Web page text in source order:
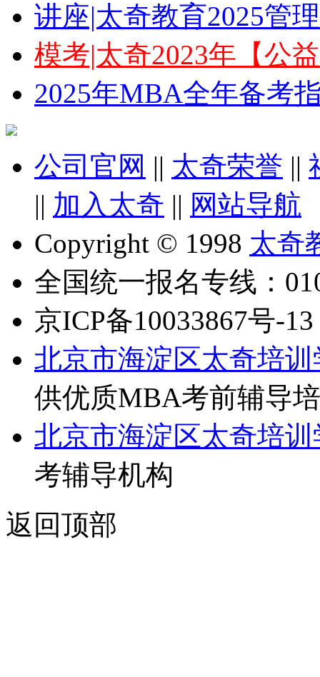
讲座|太奇教育2025管
模考|太奇2023年【公
2025年MBA全年备考
公司官网 || 太奇荣誉 ||
|| 加入太奇 || 网站导航
Copyright © 1998 太奇
全国统一报名专线：
京ICP备10033867号-13
北京市海淀区太奇培训
供优质MBA考前辅导
北京市海淀区太奇培训
考辅导机构
返回顶部